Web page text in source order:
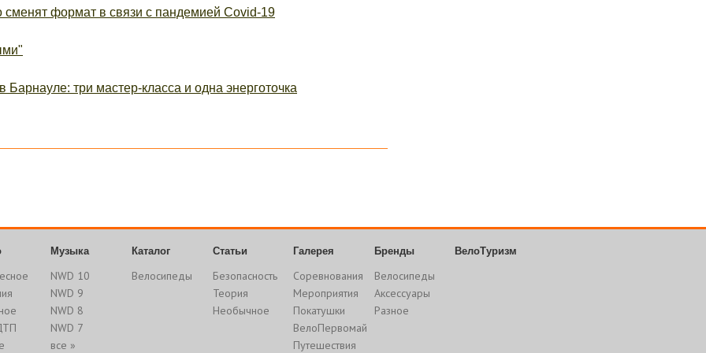
сменят формат в связи с пандемией Covid-19
три мастер-класса и одна энерготочка
Музыка
NWD 10
NWD 9
NWD 8
NWD 7
все »
Каталог
Велосипеды
Статьи
Безопасность
Теория
Необычное
Галерея
Соревнования
Мероприятия
Покатушки
ВелоПервомай
Путешествия
Бренды
Велосипеды
Аксессуары
Разное
ВелоТуризм